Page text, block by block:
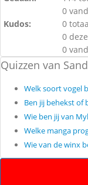
0
Kudos:
0
0
0
Quizzen van
Welk soort vogel
Ben jij behekst of
Wie ben jij van
Welke manga
Wie van de winx